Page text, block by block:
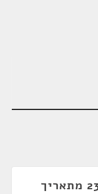
ישיבת ועדה של הכנסת ה-23 מתאריך